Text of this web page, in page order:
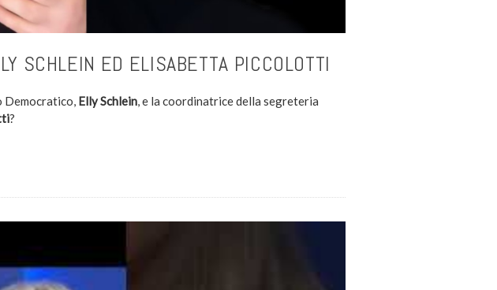
SCHLEIN ED ELISABETTA PICCOLOTTI
Democratico, Elly Schlein, e la coordinatrice della segreteria
?